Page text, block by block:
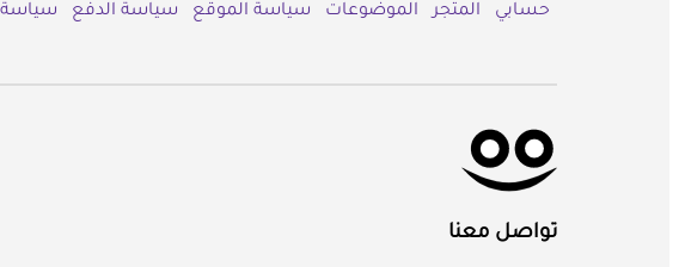
حسابي المتجر الموضوعات سياسة الموقع سياسة الدفع
تواصل معنا